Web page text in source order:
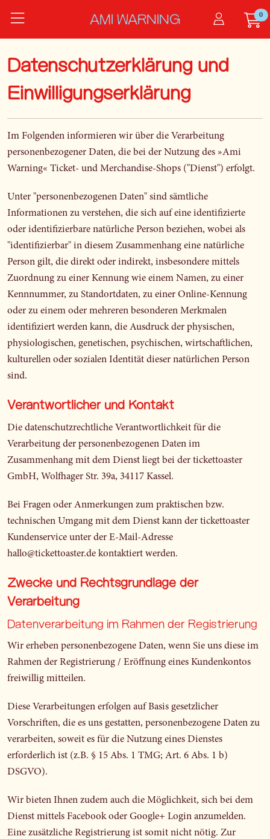
AMI WARNING 0
Privacy
Datenschutzerklärung und
Einwilligungserklärung
Im Folgenden informieren wir über die Verarbeitung
personenbezogener Daten, die bei der Nutzung des »Ami
Warning« Ticket- und Merchandise-Shops ("Dienst") erfolgt.
Unter "personenbezogenen Daten" sind sämtliche
Informationen zu verstehen, die sich auf eine identifizierte
oder identifizierbare natürliche Person beziehen, wobei als
"identifizierbar" in diesem Zusammenhang eine natürliche
Person gilt, die direkt oder indirekt, insbesondere mittels
Zuordnung zu einer Kennung wie einem Namen, zu einer
Kennnummer, zu Standortdaten, zu einer Online-Kennung
oder zu einem oder mehreren besonderen Merkmalen
identifiziert werden kann, die Ausdruck der physischen,
physiologischen, genetischen, psychischen, wirtschaftlichen,
kulturellen oder sozialen Identität dieser natürlichen Person
sind.
Verantwortlicher und Kontakt
Die datenschutzrechtliche Verantwortlichkeit für die
Verarbeitung der personenbezogenen Daten im
Zusammenhang mit dem Dienst liegt bei der tickettoaster
GmbH, Wolfhager Str. 39a, 34117 Kassel.
Bei Fragen oder Anmerkungen zum praktischen bzw.
technischen Umgang mit dem Dienst kann der tickettoaster
Kundenservice unter der E-Mail-Adresse
hallo@tickettoaster.de kontaktiert werden.
Zwecke und Rechtsgrundlage der
Verarbeitung
Datenverarbeitung im Rahmen der Registrierung
Wir erheben personenbezogene Daten, wenn Sie uns diese im
Rahmen der Registrierung / Eröffnung eines Kundenkontos
freiwillig mitteilen.
Diese Verarbeitungen erfolgen auf Basis gesetzlicher
Vorschriften, die es uns gestatten, personenbezogene Daten zu
verarbeiten, soweit es für die Nutzung eines Dienstes
erforderlich ist (z.B. § 15 Abs. 1 TMG; Art. 6 Abs. 1 b)
DSGVO).
Wir bieten Ihnen zudem auch die Möglichkeit, sich bei dem
Dienst mittels Facebook oder Google+ Login anzumelden.
Eine zusätzliche Registrierung ist somit nicht nötig. Zur